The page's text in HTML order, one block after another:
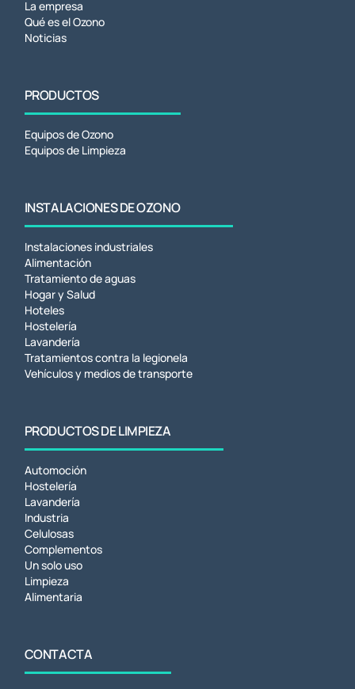
La empresa
Qué es el Ozono
Noticias
PRODUCTOS
Equipos de Ozono
Equipos de Limpieza
INSTALACIONES DE OZONO
Instalaciones industriales
Alimentación
Tratamiento de aguas
Hogar y Salud
Hoteles
Hostelería
Lavandería
Tratamientos contra la legionela
Vehículos y medios de transporte
PRODUCTOS DE LIMPIEZA
Automoción
Hostelería
Lavandería
Industria
Celulosas
Complementos
Un solo uso
Limpieza
Alimentaria
CONTACTA